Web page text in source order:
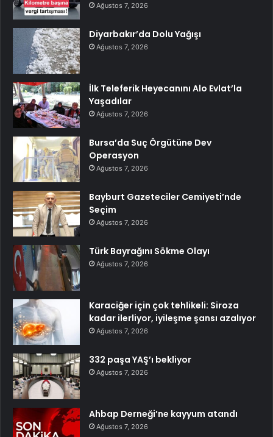
Ağustos 7, 2026
Diyarbakır’da Dolu Yağışı
Ağustos 7, 2026
İlk Teleferik Heyecanını Alo Evlat’la
Yaşadılar
Ağustos 7, 2026
Bursa’da Suç Örgütüne Dev
Operasyon
Ağustos 7, 2026
Bayburt Gazeteciler Cemiyeti’nde
Seçim
Ağustos 7, 2026
Türk Bayrağını Sökme Olayı
Ağustos 7, 2026
Karaciğer için çok tehlikeli: Siroza
kadar ilerliyor, iyileşme şansı azalıyor
Ağustos 7, 2026
332 paşa YAŞ’ı bekliyor
Ağustos 7, 2026
Ahbap Derneği’ne kayyum atandı
Ağustos 7, 2026